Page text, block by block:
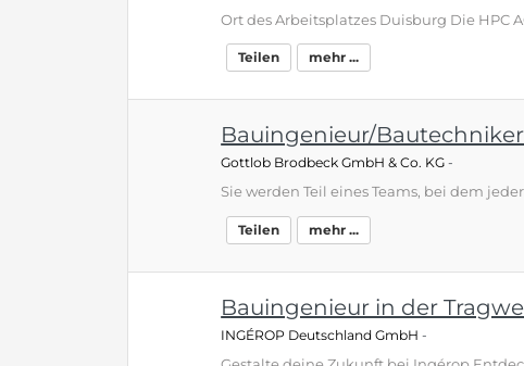
Teilen mehr ...
Bauingenieur/
Gottlob Brodbeck GmbH & Co. KG-
Teilen mehr ...
Bauingenieur in der
INGÉROP Deutschland GmbH-